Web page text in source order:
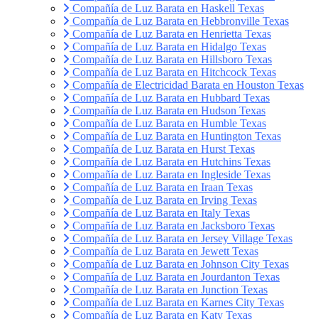
Compañía de Luz Barata en Haskell Texas
Compañía de Luz Barata en Hebbronville Texas
Compañía de Luz Barata en Henrietta Texas
Compañía de Luz Barata en Hidalgo Texas
Compañía de Luz Barata en Hillsboro Texas
Compañía de Luz Barata en Hitchcock Texas
Compañía de Electricidad Barata en Houston Texas
Compañía de Luz Barata en Hubbard Texas
Compañía de Luz Barata en Hudson Texas
Compañía de Luz Barata en Humble Texas
Compañía de Luz Barata en Huntington Texas
Compañía de Luz Barata en Hurst Texas
Compañía de Luz Barata en Hutchins Texas
Compañía de Luz Barata en Ingleside Texas
Compañía de Luz Barata en Iraan Texas
Compañía de Luz Barata en Irving Texas
Compañía de Luz Barata en Italy Texas
Compañía de Luz Barata en Jacksboro Texas
Compañía de Luz Barata en Jersey Village Texas
Compañía de Luz Barata en Jewett Texas
Compañía de Luz Barata en Johnson City Texas
Compañía de Luz Barata en Jourdanton Texas
Compañía de Luz Barata en Junction Texas
Compañía de Luz Barata en Karnes City Texas
Compañía de Luz Barata en Katy Texas